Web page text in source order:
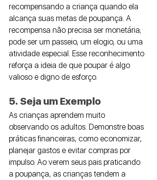
recompensando a criança quando ela
alcança suas metas de poupança. A
recompensa não precisa ser monetária;
pode ser um passeio, um elogio, ou uma
atividade especial. Esse reconhecimento
reforça a ideia de que poupar é algo
valioso e digno de esforço.
5. Seja um Exemplo
As crianças aprendem muito
observando os adultos. Demonstre boas
práticas financeiras, como economizar,
planejar gastos e evitar compras por
impulso. Ao verem seus pais praticando
a poupança, as crianças tendem a